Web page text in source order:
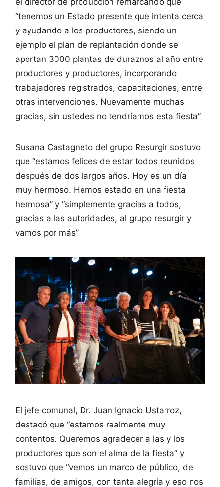
el director de producción remarcando que
“tenemos un Estado presente que intenta cerca
y ayudando a los productores, siendo un
ejemplo el plan de replantación donde se
aportan 3000 plantas de duraznos al año entre
productores y productores, incorporando
trabajadores registrados, capacitaciones, entre
otras intervenciones. Nuevamente muchas
gracias, sin ustedes no tendríamos esta fiesta”
Susana Castagneto del grupo Resurgir sostuvo
que “estamos felices de estar todos reunidos
después de dos largos años. Hoy es un día
muy hermoso. Hemos estado en una fiesta
hermosa” y “simplemente gracias a todos,
gracias a las autoridades, al grupo resurgir y
vamos por más”
El jefe comunal, Dr. Juan Ignacio Ustarroz,
destacó que “estamos realmente muy
contentos. Queremos agradecer a las y los
productores que son el alma de la fiesta” y
sostuvo que “vemos un marco de público, de
familias, de amigos, con tanta alegría y eso nos